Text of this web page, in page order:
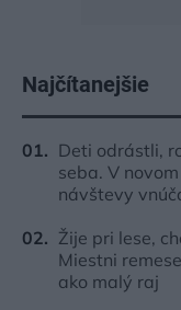
Najčítanejšie
Deti odrástli,
seba. V
návštevy
Žije pri lese,
Miestni
ako malý raj